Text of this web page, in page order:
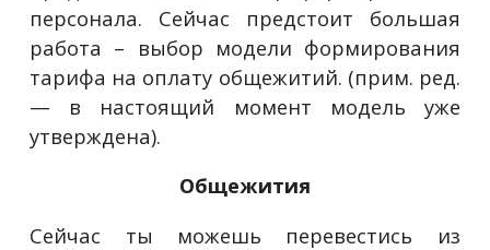
персонала. Сейчас предстоит большая
работа – выбор модели формирования
тарифа на оплату общежитий. (прим. ред.
— в настоящий момент модель уже
утверждена).
Общежития
Сейчас ты можешь перевестись из